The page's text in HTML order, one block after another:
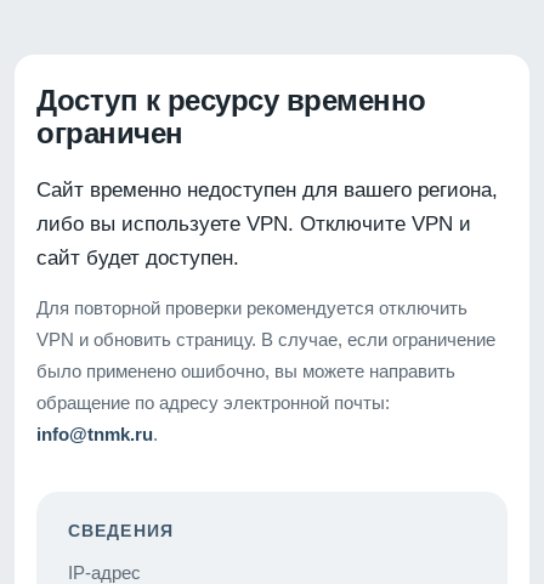
Доступ к ресурсу временно
ограничен
Сайт временно недоступен для вашего региона,
либо вы используете VPN. Отключите VPN и
сайт будет доступен.
Для повторной проверки рекомендуется отключить
VPN и обновить страницу. В случае, если ограничение
было применено ошибочно, вы можете направить
обращение по адресу электронной почты:
info@tnmk.ru.
СВЕДЕНИЯ
IP-адрес